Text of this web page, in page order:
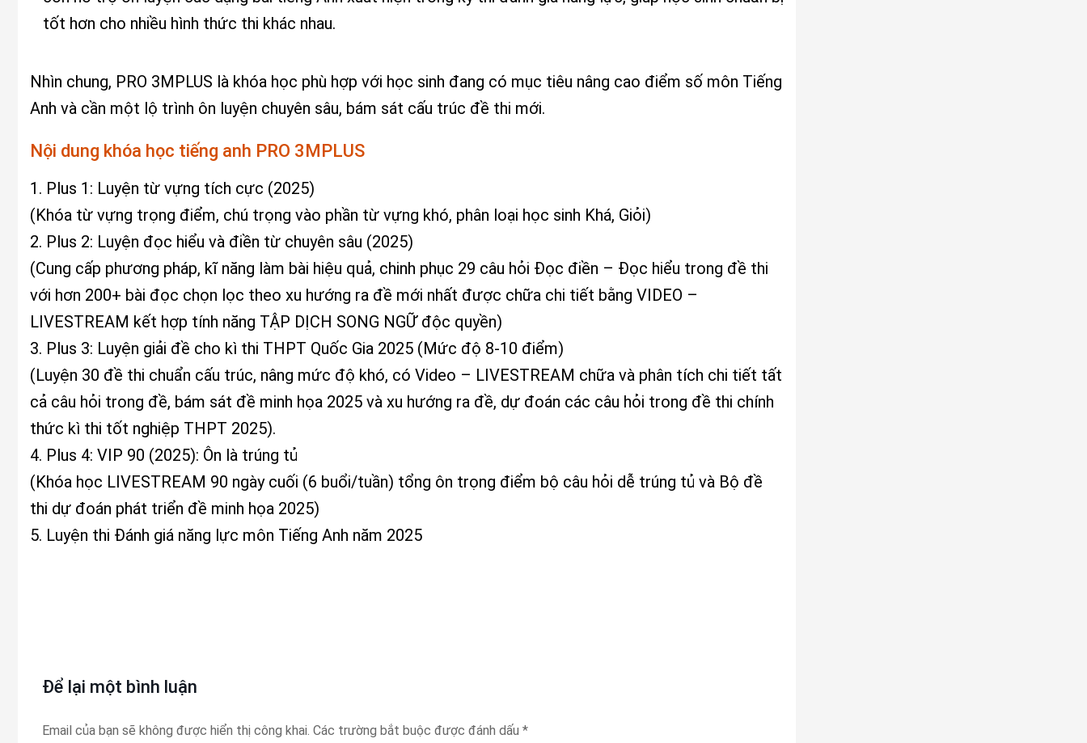
tốt hơn cho nhiều hình thức thi khác nhau.
Nhìn chung, PRO 3MPLUS là khóa học phù hợp với học sinh đang có mục tiêu nâng cao điểm số môn Tiếng
Anh và cần một lộ trình ôn luyện chuyên sâu, bám sát cấu trúc đề thi mới.
Nội dung khóa học tiếng anh PRO 3MPLUS
1. Plus 1: Luyện từ vựng tích cực (2025)
(Khóa từ vựng trọng điểm, chú trọng vào phần từ vựng khó, phân loại học sinh Khá, Giỏi)
2. Plus 2: Luyện đọc hiểu và điền từ chuyên sâu (2025)
(Cung cấp phương pháp, kĩ năng làm bài hiệu quả, chinh phục 29 câu hỏi Đọc điền – Đọc hiểu trong đề thi
với hơn 200+ bài đọc chọn lọc theo xu hướng ra đề mới nhất được chữa chi tiết bằng VIDEO –
LIVESTREAM kết hợp tính năng TẬP DỊCH SONG NGỮ độc quyền)
3. Plus 3: Luyện giải đề cho kì thi THPT Quốc Gia 2025 (Mức độ 8-10 điểm)
(Luyện 30 đề thi chuẩn cấu trúc, nâng mức độ khó, có Video – LIVESTREAM chữa và phân tích chi tiết tất
cả câu hỏi trong đề, bám sát đề minh họa 2025 và xu hướng ra đề, dự đoán các câu hỏi trong đề thi chính
thức kì thi tốt nghiệp THPT 2025).
4. Plus 4: VIP 90 (2025): Ôn là trúng tủ
(Khóa học LIVESTREAM 90 ngày cuối (6 buổi/tuần) tổng ôn trọng điểm bộ câu hỏi dễ trúng tủ và Bộ đề
thi dự đoán phát triển đề minh họa 2025)
5. Luyện thi Đánh giá năng lực môn Tiếng Anh năm 2025
Để lại một bình luận
Email của bạn sẽ không được hiển thị công khai. Các trường bắt buộc được đánh dấu *